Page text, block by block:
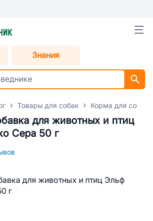
Знания
Товары для собак Корма для собак
для животных и птиц
Сера 50 г